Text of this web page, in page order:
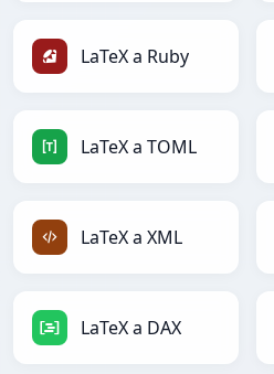
LaTeX a Ruby
LaTeX a TOML
LaTeX a XML
LaTeX a DAX